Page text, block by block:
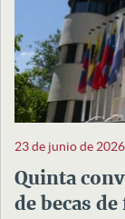
23 de junio de 2026
Quinta
de becas